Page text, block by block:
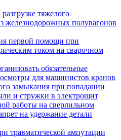
тяжелого
железнодорожных полувагонов
первой помощи при
током на сварочном
обязательные
для машинистов кранов
замыкания при попадании
и стружки в электрощит
работы на сверлильном
на удержание детали
травматической ампутации